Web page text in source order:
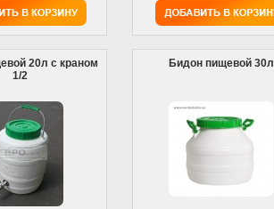
20л с краном
1/2
Бидон пищевой 30л